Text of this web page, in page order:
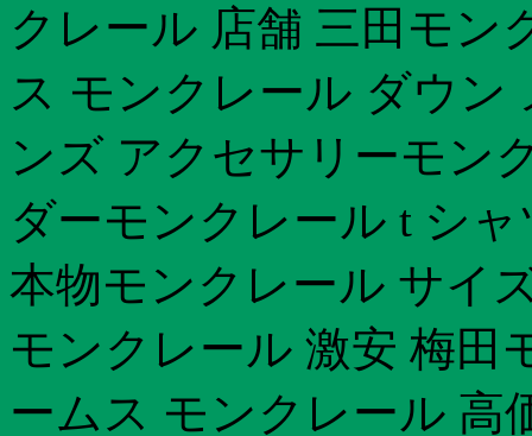
クレール 店舗 三田モン
ス モンクレール ダウン
ンズ アクセサリーモン
ダーモンクレール t シ
本物モンクレール サイ
モンクレール 激安 梅田
ームス モンクレール 高